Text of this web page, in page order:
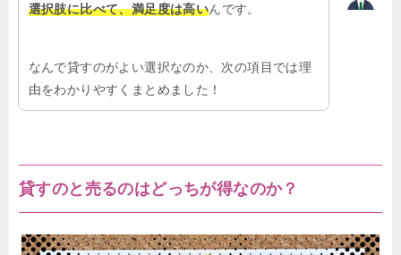
選択肢に比べて、満足度は高いんです。
なんで貸すのがよい選択なのか、次の項目では理
由をわかりやすくまとめました！
貸すのと売るのはどっちが得なのか？